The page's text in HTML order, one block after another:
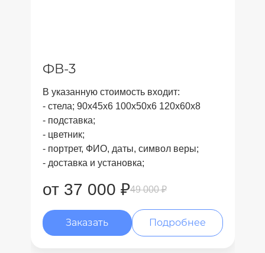
ФВ-3
В указанную стоимость входит:
- стела; 90x45x6 100x50x6 120x60x8
- подставка;
- цветник;
- портрет, ФИО, даты, символ веры;
- доставка и установка;
от 37 000 ₽49 000 ₽
Заказать Подробнее